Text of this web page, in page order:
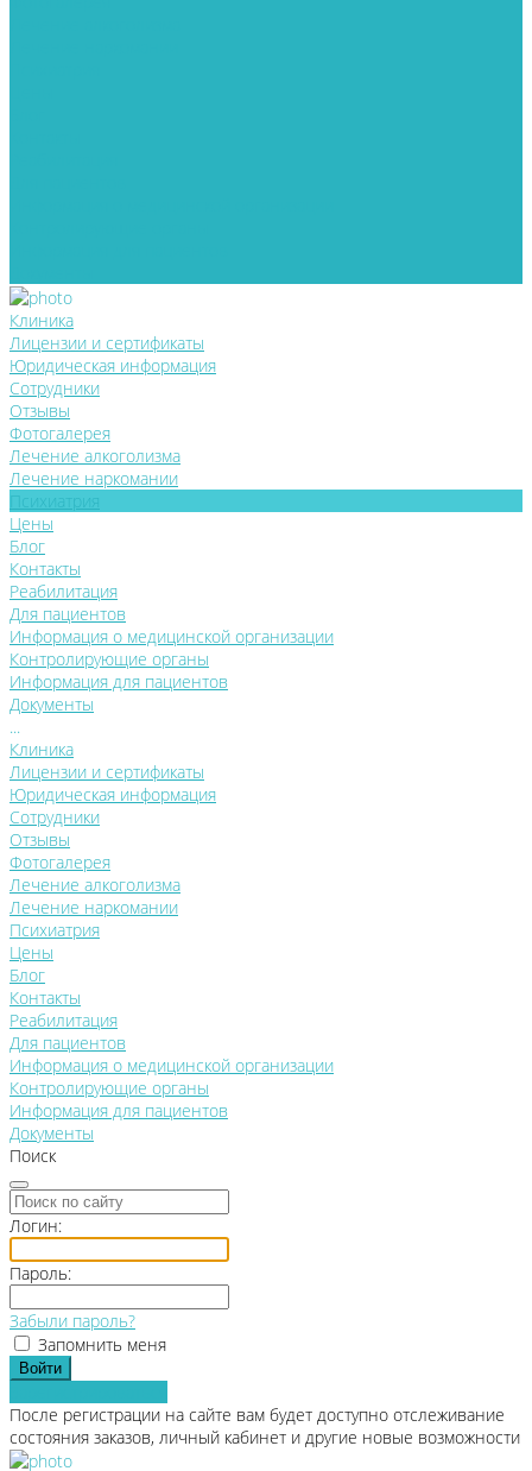
Клиника
Лицензии и сертификаты
Юридическая информация
Сотрудники
Отзывы
Фотогалерея
Лечение алкоголизма
Лечение наркомании
Психиатрия
Цены
Блог
Контакты
Реабилитация
Для пациентов
Информация о медицинской организации
Контролирующие органы
Информация для пациентов
Документы
...
Клиника
Лицензии и сертификаты
Юридическая информация
Сотрудники
Отзывы
Фотогалерея
Лечение алкоголизма
Лечение наркомании
Психиатрия
Цены
Блог
Контакты
Реабилитация
Для пациентов
Информация о медицинской организации
Контролирующие органы
Информация для пациентов
Документы
Поиск
Логин:
Пароль:
Забыли пароль?
Запомнить меня
После регистрации на сайте вам будет доступно отслеживание
состояния заказов, личный кабинет и другие новые возможности